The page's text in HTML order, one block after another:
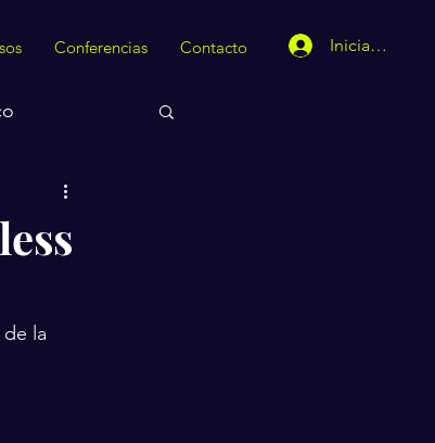
Conferencias Contacto Iniciar sesión
la